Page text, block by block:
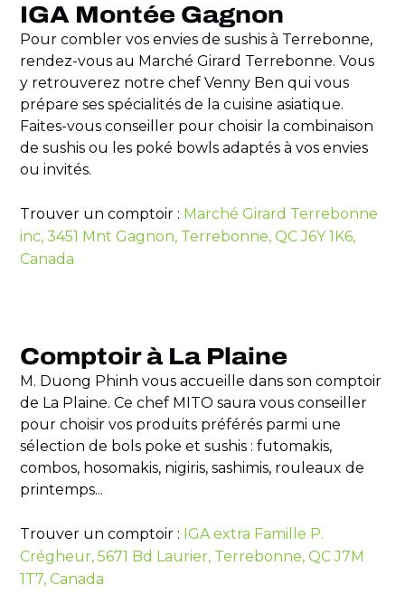
IGA Montée Gagnon
Pour combler vos envies de sushis à Terrebonne,
rendez-vous au Marché Girard Terrebonne. Vous
y retrouverez notre chef Venny Ben qui vous
prépare ses spécialités de la cuisine asiatique.
Faites-vous conseiller pour choisir la combinaison
de sushis ou les poké bowls adaptés à vos envies
ou invités.
Trouver un comptoir : Marché Girard Terrebonne
inc, 3451 Mnt Gagnon, Terrebonne, QC J6Y 1K6,
Canada
Comptoir à La Plaine
M. Duong Phinh vous accueille dans son comptoir
de La Plaine. Ce chef MITO saura vous conseiller
pour choisir vos produits préférés parmi une
sélection de bols poke et sushis : futomakis,
combos, hosomakis, nigiris, sashimis, rouleaux de
printemps...
Trouver un comptoir : IGA extra Famille P.
Crégheur, 5671 Bd Laurier, Terrebonne, QC J7M
1T7, Canada